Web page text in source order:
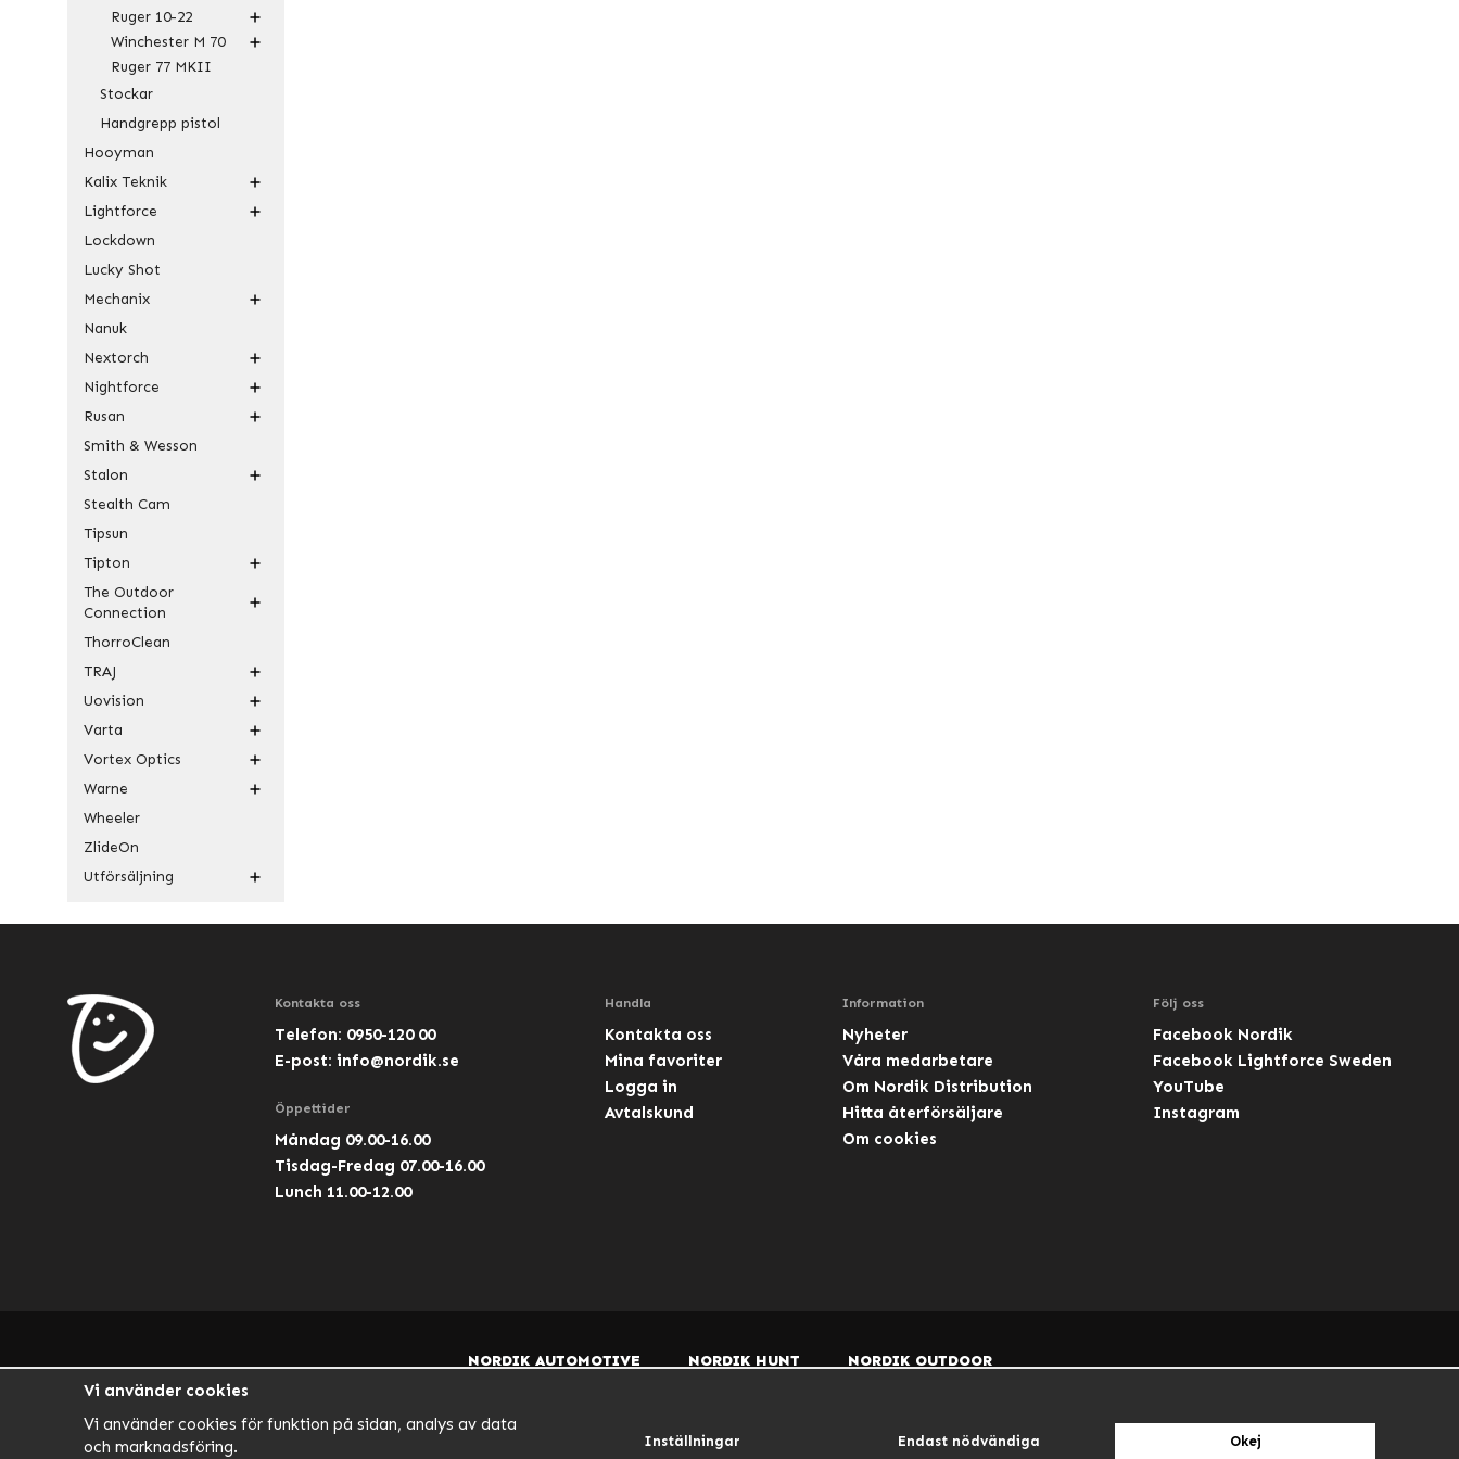
Ruger 10-22
Winchester M 70
Ruger 77 MKII
Stockar
Handgrepp pistol
Hooyman
Kalix Teknik
Lightforce
Lockdown
Lucky Shot
Mechanix
Nanuk
Nextorch
Nightforce
Rusan
Smith & Wesson
Stalon
Stealth Cam
Tipsun
Tipton
The Outdoor
Connection
ThorroClean
TRAJ
Uovision
Varta
Vortex Optics
Warne
Wheeler
ZlideOn
Utförsäljning
Kontakta oss
Telefon: 0950-120 00
E-post: info@nordik.se
Öppettider
Måndag 09.00-16.00
Tisdag-Fredag 07.00-16.00
Lunch 11.00-12.00
Handla
Kontakta oss
Mina favoriter
Logga in
Avtalskund
Information
Nyheter
Våra medarbetare
Om Nordik Distribution
Hitta återförsäljare
Om cookies
Följ oss
Facebook Nordik
Facebook Lightforce Sweden
YouTube
Instagram
NORDIK AUTOMOTIVE NORDIK HUNT NORDIK OUTDOOR
Vi använder cookies
Vi använder cookies för funktion på sidan, analys av data
och marknadsföring.
Inställningar Endast nödvändiga Okej